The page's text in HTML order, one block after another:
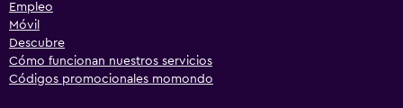
Empleo
Móvil
Descubre
Cómo funcionan nuestros servicios
Códigos promocionales momondo